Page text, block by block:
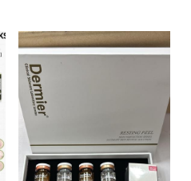
Red Ginseng